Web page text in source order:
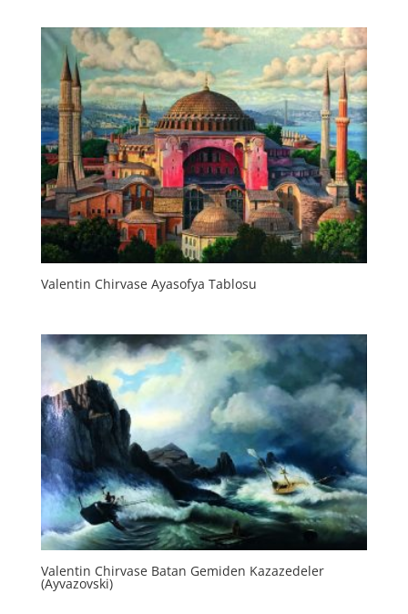
Valentin Chirvase Ayasofya Tablosu
Valentin Chirvase Batan Gemiden Kazazedeler
(Ayvazovski)